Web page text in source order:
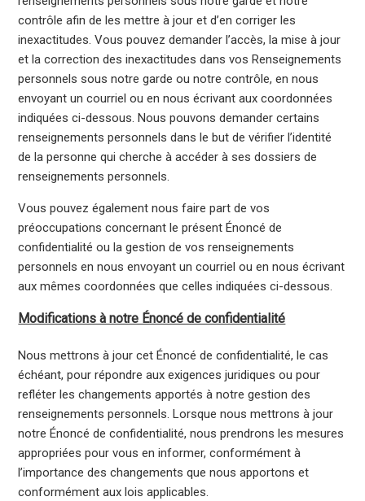
contrôle afin de les mettre à jour et d’en corriger les
inexactitudes. Vous pouvez demander l’accès, la mise à jour
et la correction des inexactitudes dans vos Renseignements
personnels sous notre garde ou notre contrôle, en nous
envoyant un courriel ou en nous écrivant aux coordonnées
indiquées ci-dessous. Nous pouvons demander certains
renseignements personnels dans le but de vérifier l’identité
de la personne qui cherche à accéder à ses dossiers de
renseignements personnels.
Vous pouvez également nous faire part de vos
préoccupations concernant le présent Énoncé de
confidentialité ou la gestion de vos renseignements
personnels en nous envoyant un courriel ou en nous écrivant
aux mêmes coordonnées que celles indiquées ci-dessous.
Modifications à notre Énoncé de confidentialité
Nous mettrons à jour cet Énoncé de confidentialité, le cas
échéant, pour répondre aux exigences juridiques ou pour
refléter les changements apportés à notre gestion des
renseignements personnels. Lorsque nous mettrons à jour
notre Énoncé de confidentialité, nous prendrons les mesures
appropriées pour vous en informer, conformément à
l’importance des changements que nous apportons et
conformément aux lois applicables.